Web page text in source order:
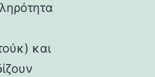
και